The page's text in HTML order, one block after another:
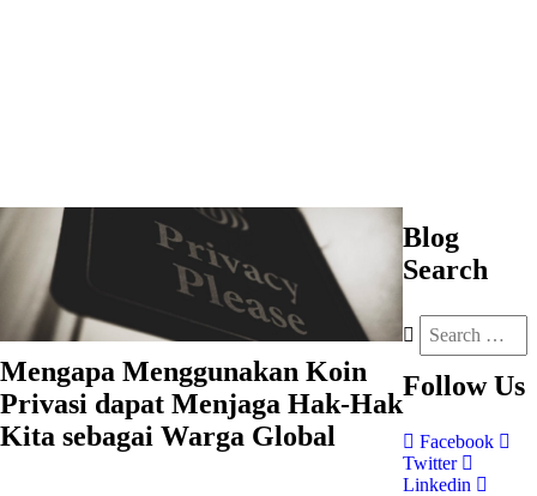
Mengapa Menggunakan Koin
Privasi dapat Menjaga Hak-Hak
Kita sebagai Warga Global
Blog
Search
Follow Us
Facebook
Twitter
Linkedin